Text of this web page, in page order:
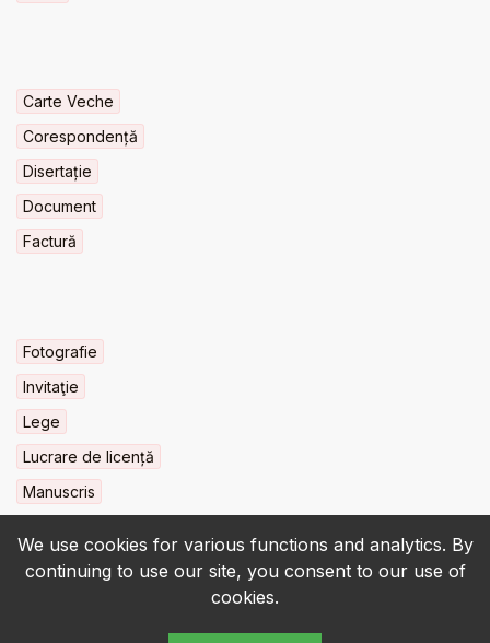
We use cookies for various functions and analytics. By
continuing to use our site, you consent to our use of
cookies.
Carte Veche
Corespondență
Disertație
Document
Factură
Fotografie
Invitaţie
Lege
Lucrare de licență
Manuscris
© 2022-2026 • BCU „Carol I” - All rights reserved.